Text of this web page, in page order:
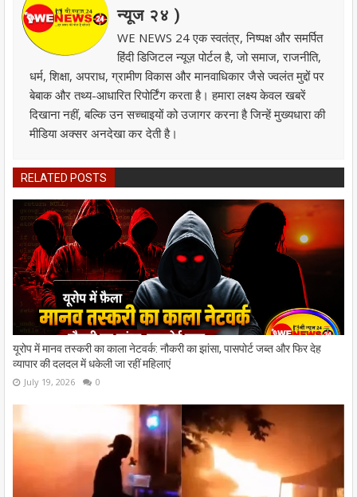
न्यूज २४ )
WE NEWS 24 एक स्वतंत्र, निष्पक्ष और समर्पित
हिंदी डिजिटल न्यूज़ पोर्टल है, जो समाज, राजनीति,
धर्म, शिक्षा, अपराध, ग्रामीण विकास और मानवाधिकार जैसे ज्वलंत मुद्दों पर
बेबाक और तथ्य-आधारित रिपोर्टिंग करता है। हमारा लक्ष्य केवल खबरें
दिखाना नहीं, बल्कि उन सच्चाइयों को उजागर करना है जिन्हें मुख्यधारा की
मीडिया अक्सर अनदेखा कर देती है।
RELATED POSTS
यूरोप में मानव तस्करी का काला नेटवर्क: नौकरी का झांसा, पासपोर्ट जब्त और फिर देह
व्यापार की दलदल में धकेली जा रहीं महिलाएं
July 19, 2026 0